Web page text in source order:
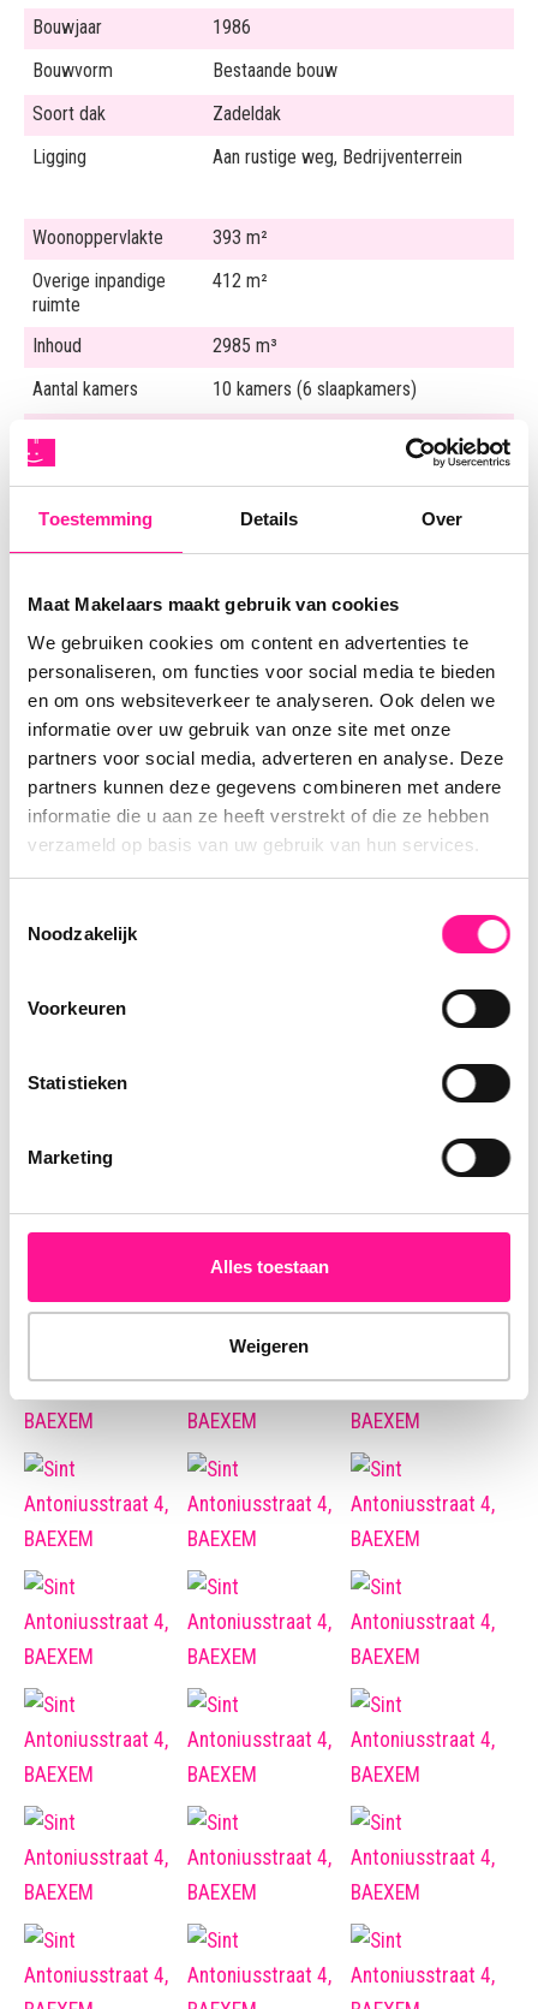
Toestemming Details Over
Maat Makelaars maakt gebruik van cookies
We gebruiken cookies om content en advertenties te
personaliseren, om functies voor social media te bieden
en om ons websiteverkeer te analyseren. Ook delen we
informatie over uw gebruik van onze site met onze
partners voor social media, adverteren en analyse. Deze
partners kunnen deze gegevens combineren met andere
informatie die u aan ze heeft verstrekt of die ze hebben
verzameld op basis van uw gebruik van hun services.
Noodzakelijk
Voorkeuren
Statistieken
Marketing
Alles toestaan
Weigeren
Bouwjaar
1986
Bouwvorm
Bestaande bouw
Soort dak
Zadeldak
Ligging
Aan rustige weg, Bedrijventerrein
Woonoppervlakte
393 m²
Overige inpandige
ruimte
412 m²
Inhoud
2985 m³
Aantal kamers
10 kamers (6 slaapkamers)
Energielabel
A ++, 07-07-2036
Isolatie
Dakisolatie, Muurisolatie, Dubbel glas
Warmwater
Elektrische boiler eigendom
Verwarming
Media